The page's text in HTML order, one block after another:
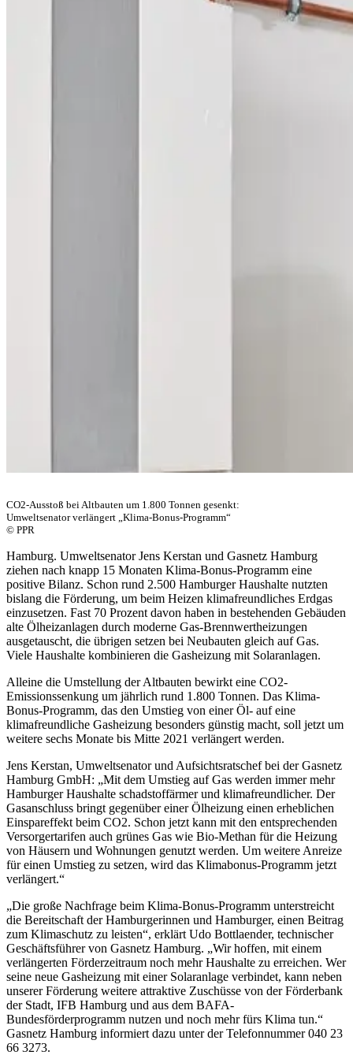
CO2-Ausstoß bei Altbauten um 1.800 Tonnen gesenkt:
Umweltsenator verlängert „Klima-Bonus-Programm“
© PPR
Hamburg. Umweltsenator Jens Kerstan und Gasnetz Hamburg
ziehen nach knapp 15 Monaten Klima-Bonus-Programm eine
positive Bilanz. Schon rund 2.500 Hamburger Haushalte nutzten
bislang die Förderung, um beim Heizen klimafreundliches Erdgas
einzusetzen. Fast 70 Prozent davon haben in bestehenden Gebäuden
alte Ölheizanlagen durch moderne Gas-Brennwertheizungen
ausgetauscht, die übrigen setzen bei Neubauten gleich auf Gas.
Viele Haushalte kombinieren die Gasheizung mit Solaranlagen.
Alleine die Umstellung der Altbauten bewirkt eine CO2-
Emissionssenkung um jährlich rund 1.800 Tonnen. Das Klima-
Bonus-Programm, das den Umstieg von einer Öl- auf eine
klimafreundliche Gasheizung besonders günstig macht, soll jetzt um
weitere sechs Monate bis Mitte 2021 verlängert werden.
Jens Kerstan, Umweltsenator und Aufsichtsratschef bei der Gasnetz
Hamburg GmbH: „Mit dem Umstieg auf Gas werden immer mehr
Hamburger Haushalte schadstoffärmer und klimafreundlicher. Der
Gasanschluss bringt gegenüber einer Ölheizung einen erheblichen
Einspareffekt beim CO2. Schon jetzt kann mit den entsprechenden
Versorgertarifen auch grünes Gas wie Bio-Methan für die Heizung
von Häusern und Wohnungen genutzt werden. Um weitere Anreize
für einen Umstieg zu setzen, wird das Klimabonus-Programm jetzt
verlängert.“
„Die große Nachfrage beim Klima-Bonus-Programm unterstreicht
die Bereitschaft der Hamburgerinnen und Hamburger, einen Beitrag
zum Klimaschutz zu leisten“, erklärt Udo Bottlaender, technischer
Geschäftsführer von Gasnetz Hamburg. „Wir hoffen, mit einem
verlängerten Förderzeitraum noch mehr Haushalte zu erreichen. Wer
seine neue Gasheizung mit einer Solaranlage verbindet, kann neben
unserer Förderung weitere attraktive Zuschüsse von der Förderbank
der Stadt, IFB Hamburg und aus dem BAFA-
Bundesförderprogramm nutzen und noch mehr fürs Klima tun.“
Gasnetz Hamburg informiert dazu unter der Telefonnummer 040 23
66 3273.